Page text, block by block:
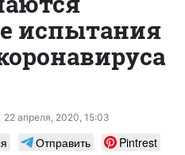
испытания
22 апреля, 2020, 15:03
Отправить
Pintrest